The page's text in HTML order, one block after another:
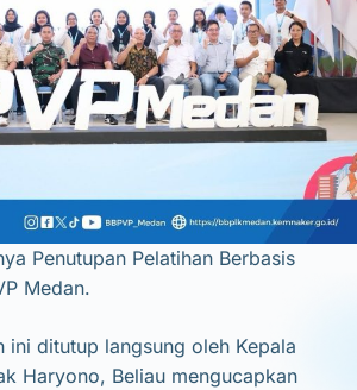
Penutupan Pelatihan Berbasis
Medan.
ini ditutup langsung oleh Kepala
Haryono, Beliau mengucapkan